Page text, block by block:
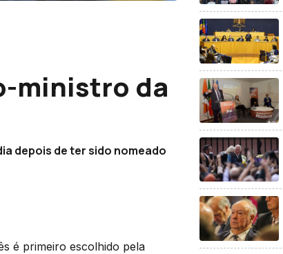
ministro da
depois de ter sido nomeado
é primeiro escolhido pela